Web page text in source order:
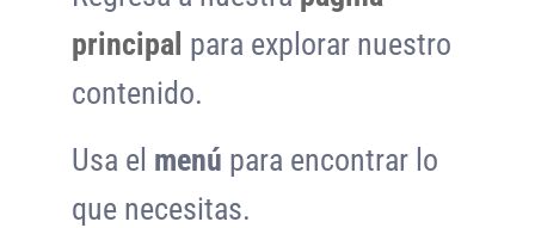
principal para explorar nuestro
contenido.
Usa el menú para encontrar lo
que necesitas.